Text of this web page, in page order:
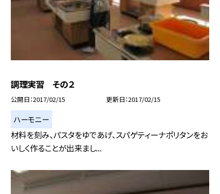
調理実習 その２
公開日 2017/02/15 更新日 2017/02/15
ハーモニー
材料を刻み、パスタをゆであげ、スパゲティーナポリタンをお
いしく作ることが出来まし...